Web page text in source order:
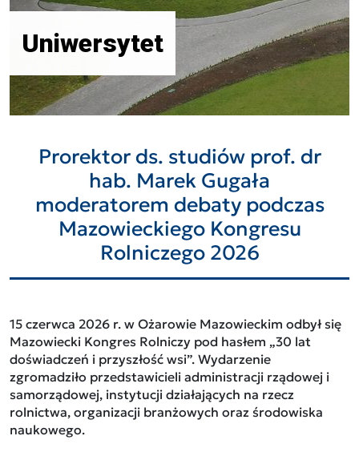
Uniwersytet
Prorektor ds. studiów prof. dr
hab. Marek Gugała
moderatorem debaty podczas
Mazowieckiego Kongresu
Rolniczego 2026
15 czerwca 2026 r. w Ożarowie Mazowieckim odbył się
Mazowiecki Kongres Rolniczy pod hasłem „30 lat
doświadczeń i przyszłość wsi”. Wydarzenie
zgromadziło przedstawicieli administracji rządowej i
samorządowej, instytucji działających na rzecz
rolnictwa, organizacji branżowych oraz środowiska
naukowego.